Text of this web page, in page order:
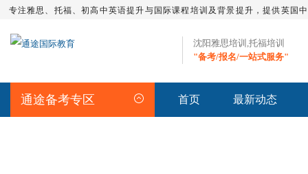
专注雅思、托福、初高中英语提升与国际课程培训及背景提升，提供英国
沈阳雅思培训,托福培训
"备考/报名/一站式服务"
通途备考专区 首页 最新动态